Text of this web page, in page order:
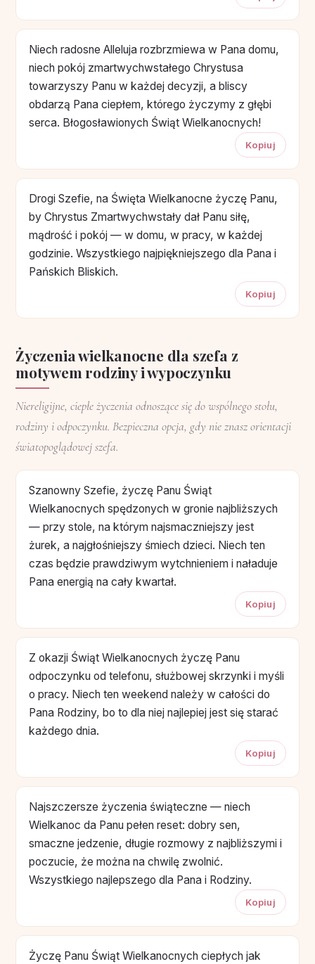
Niech radosne Alleluja rozbrzmiewa w Pana domu,
niech pokój zmartwychwstałego Chrystusa
towarzyszy Panu w każdej decyzji, a bliscy
obdarzą Pana ciepłem, którego życzymy z głębi
serca. Błogosławionych Świąt Wielkanocnych!
Kopiuj
Drogi Szefie, na Święta Wielkanocne życzę Panu,
by Chrystus Zmartwychwstały dał Panu siłę,
mądrość i pokój — w domu, w pracy, w każdej
godzinie. Wszystkiego najpiękniejszego dla Pana i
Pańskich Bliskich.
Kopiuj
Życzenia wielkanocne dla szefa z
motywem rodziny i wypoczynku
Niereligijne, ciepłe życzenia odnoszące się do wspólnego stołu,
rodziny i odpoczynku. Bezpieczna opcja, gdy nie znasz orientacji
światopoglądowej szefa.
Szanowny Szefie, życzę Panu Świąt
Wielkanocnych spędzonych w gronie najbliższych
— przy stole, na którym najsmaczniejszy jest
żurek, a najgłośniejszy śmiech dzieci. Niech ten
czas będzie prawdziwym wytchnieniem i naładuje
Pana energią na cały kwartał.
Kopiuj
Z okazji Świąt Wielkanocnych życzę Panu
odpoczynku od telefonu, służbowej skrzynki i myśli
o pracy. Niech ten weekend należy w całości do
Pana Rodziny, bo to dla niej najlepiej jest się starać
każdego dnia.
Kopiuj
Najszczersze życzenia świąteczne — niech
Wielkanoc da Panu pełen reset: dobry sen,
smaczne jedzenie, długie rozmowy z najbliższymi i
poczucie, że można na chwilę zwolnić.
Wszystkiego najlepszego dla Pana i Rodziny.
Kopiuj
Życzę Panu Świąt Wielkanocnych ciepłych jak